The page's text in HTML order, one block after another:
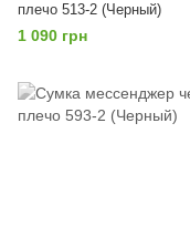
плечо 513-2 (Черный)
1 090 грн